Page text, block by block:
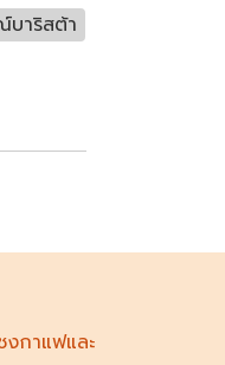
าริสต้า
งกาแฟและ